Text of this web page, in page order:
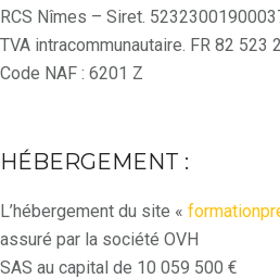
RCS Nîmes – Siret.
TVA intracommunautaire. FR 82 523
Code NAF : 6201 Z
HÉBERGEMENT :
L’hébergement du site «
assuré par la société OVH
SAS au capital de 10 059 500 €